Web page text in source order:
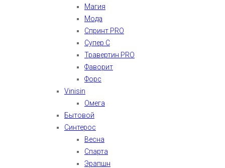
Магия
Мода
Спринт PRO
Супер С
Травертин PRO
Фаворит
Форс
Vinisin
Омега
Бытовой
Синтерос
Весна
Спарта
Эрапшн